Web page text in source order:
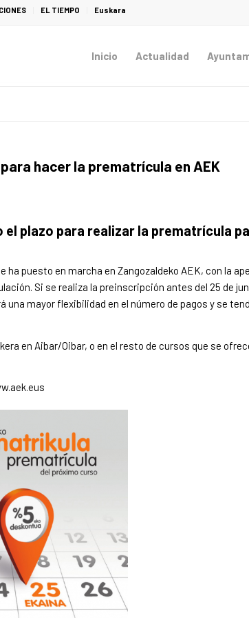
EL TIEMPO Euskara
Inicio Actualidad
hacer la prematrícula en AEK
el plazo para realizar la prematrícula
ha puesto en marcha en Zangozaldeko AEK, con la
Si se realiza la preinscripción antes del 25 de
una mayor flexibilidad en el número de pagos y se
en Aibar/Oibar, o en el resto de cursos que se